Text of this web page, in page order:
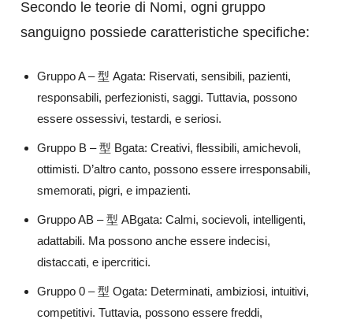
Secondo le teorie di Nomi, ogni gruppo
sanguigno possiede caratteristiche specifiche:
Gruppo A – 型 Agata: Riservati, sensibili, pazienti,
responsabili, perfezionisti, saggi. Tuttavia, possono
essere ossessivi, testardi, e seriosi.
Gruppo B – 型 Bgata: Creativi, flessibili, amichevoli,
ottimisti. D’altro canto, possono essere irresponsabili,
smemorati, pigri, e impazienti.
Gruppo AB – 型 ABgata: Calmi, socievoli, intelligenti,
adattabili. Ma possono anche essere indecisi,
distaccati, e ipercritici.
Gruppo 0 – 型 Ogata: Determinati, ambiziosi, intuitivi,
competitivi. Tuttavia, possono essere freddi,